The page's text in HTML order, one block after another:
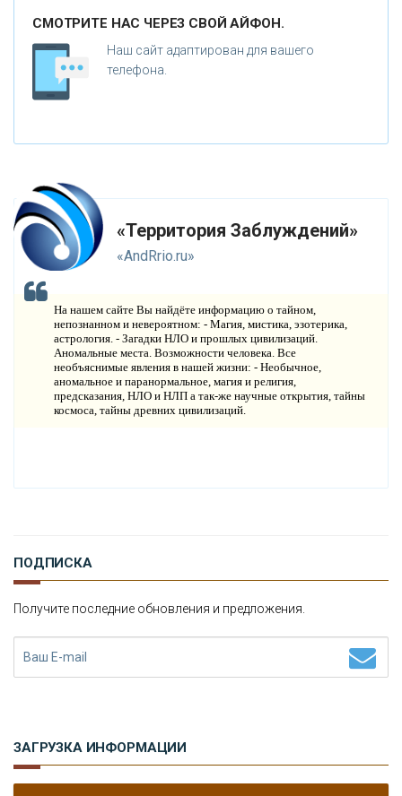
КЛОНИРОВАНИЕ
ОВЫЕ ТЕХНОЛОГИИ
ВИДЕО НОВОСТИ
СТОРИЯ ОБО ВСЕМ НА СВЕТЕ
О
ОВОСТИ
ОНТАКТЫ
СМОТРИТЕ НАС ЧЕРЕЗ СВОЙ АЙФОН.
Наш сайт адаптирован для вашего
телефона.
«Территория Заблуждений»
«AndRrio.ru»
На нашем сайте Вы найдёте информацию о тайном,
непознанном и невероятном: - Магия, мистика, эзотерика,
астрология. - Загадки НЛО и прошлых цивилизаций.
Аномальные места. Возможности человека. Все
необъяснимые явления в нашей жизни: - Необычное,
аномальное и паранормальное, магия и религия,
предсказания, НЛО и НЛП а так-же научные открытия, тайны
космоса, тайны древних цивилизаций.
ПОДПИСКА
Получите последние обновления и предложения.
ЗАГРУЗКА ИНФОРМАЦИИ